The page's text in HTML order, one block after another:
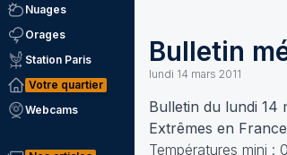
Nuages
Orages
Station Paris
Votre quartier
Webcams
Bulletin
lundi 14 mars 2011
Bulletin du lundi 14
Extrêmes en
Températures mini :